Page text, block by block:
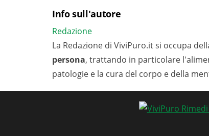
Info sull'autore
Redazione
La Redazione di ViviPuro.it si occupa
persona, trattando in particolare
patologie e la cura del corpo e della